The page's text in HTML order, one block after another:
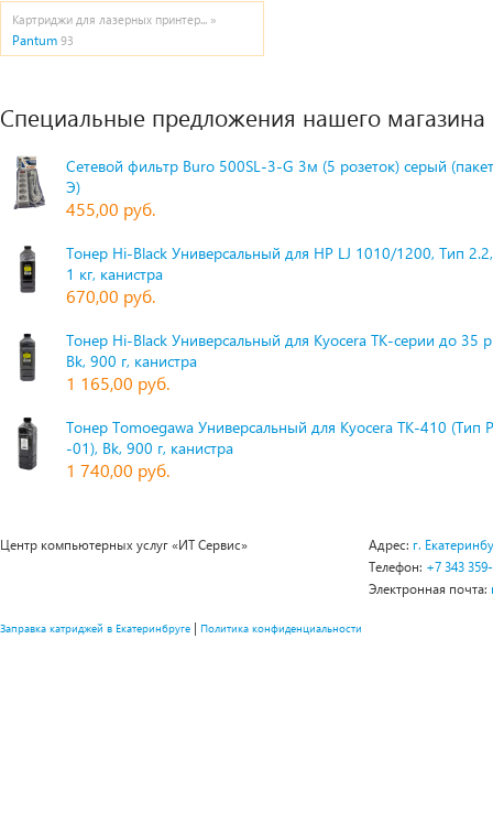
Картриджи для лазерных принтер... »
Pantum 93
Специальные предложения нашего магазина
Сетевой фильтр Buro 500SL-3-G 3м (5 розеток) серый
Э)
455,00 руб.
Тонер Hi-Black Универсальный для HP LJ 1010/1200, Тип
1 кг, канистра
670,00 руб.
Тонер Hi-Black Универсальный для Kyocera TK-серии до 35
Bk, 900 г, канистра
1 165,00 руб.
Тонер Tomoegawa Универсальный для Kyocera TK-410 (Тип
-01), Bk, 900 г, канистра
1 740,00 руб.
Центр компьютерных услуг «ИТ Сервис» Адрес: г.
Телефон: +7 343
Электронная почта:
Заправка катриджей в Екатеринбруге | Политика конфиденциальности